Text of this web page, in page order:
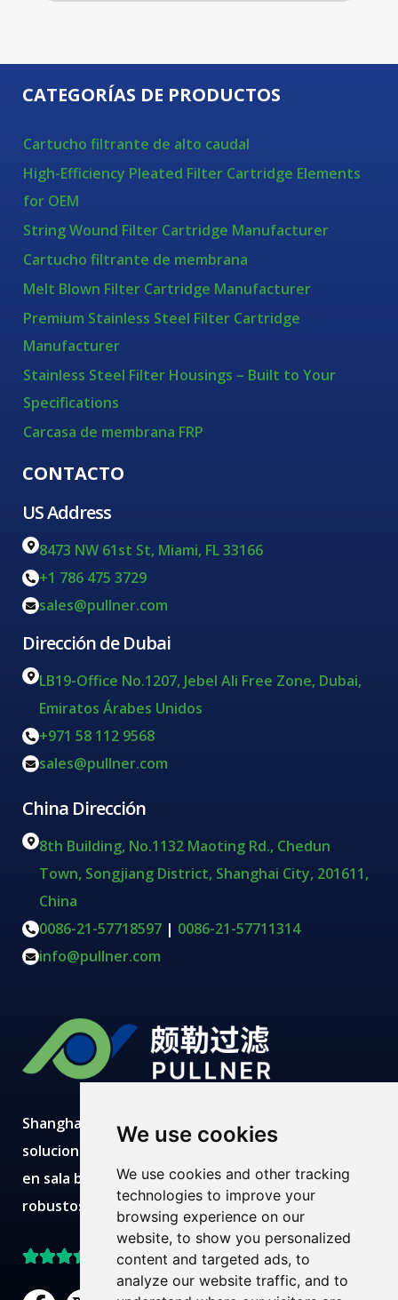
We use cookies
We use cookies and other tracking
technologies to improve your
browsing experience on our
website, to show you personalized
content and targeted ads, to
analyze our website traffic, and to
Shanghai Pullner desarrolla, fabrica y suministra
soluciones avanzadas de filtración con producción
en sala blanca, laboratorios modernos, equipos
robustos y equipos técnicos expertos.
Mejor valorado en Trustpilot
CATEGORÍAS DE PRODUCTOS
Cartucho filtrante de alto caudal
High-Efficiency Pleated Filter Cartridge Elements
for OEM
String Wound Filter Cartridge Manufacturer
Cartucho filtrante de membrana
Melt Blown Filter Cartridge Manufacturer
Premium Stainless Steel Filter Cartridge
Manufacturer
Stainless Steel Filter Housings – Built to Your
Specifications
Carcasa de membrana FRP
CONTACTO
US Address
8473 NW 61st St, Miami, FL 33166
+1 786 475 3729
sales@pullner.com
Dirección de Dubai
LB19-Office No.1207, Jebel Ali Free Zone, Dubai,
Emiratos Árabes Unidos
+971 58 112 9568
sales@pullner.com
China Dirección
8th Building, No.1132 Maoting Rd., Chedun
Town, Songjiang District, Shanghai City, 201611,
China
0086-21-57718597 | 0086-21-57711314
info@pullner.com